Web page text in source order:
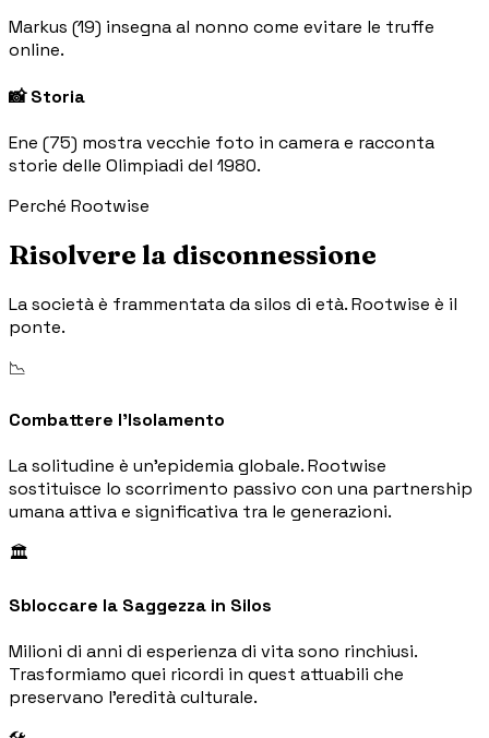
Markus (19) insegna al nonno come evitare le truffe
online.
📸 Storia
Ene (75) mostra vecchie foto in camera e racconta
storie delle Olimpiadi del 1980.
Perché Rootwise
Risolvere la disconnessione
La società è frammentata da silos di età. Rootwise è il
ponte.
📉
Combattere l'Isolamento
La solitudine è un'epidemia globale. Rootwise
sostituisce lo scorrimento passivo con una partnership
umana attiva e significativa tra le generazioni.
🏛️
Sbloccare la Saggezza in Silos
Milioni di anni di esperienza di vita sono rinchiusi.
Trasformiamo quei ricordi in quest attuabili che
preservano l'eredità culturale.